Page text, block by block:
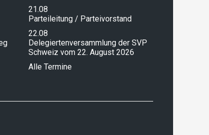
21.08
Parteileitung / Parteivorstand
22.08
Delegiertenversammlung der SVP
Schweiz vom 22. August 2026
Alle Termine